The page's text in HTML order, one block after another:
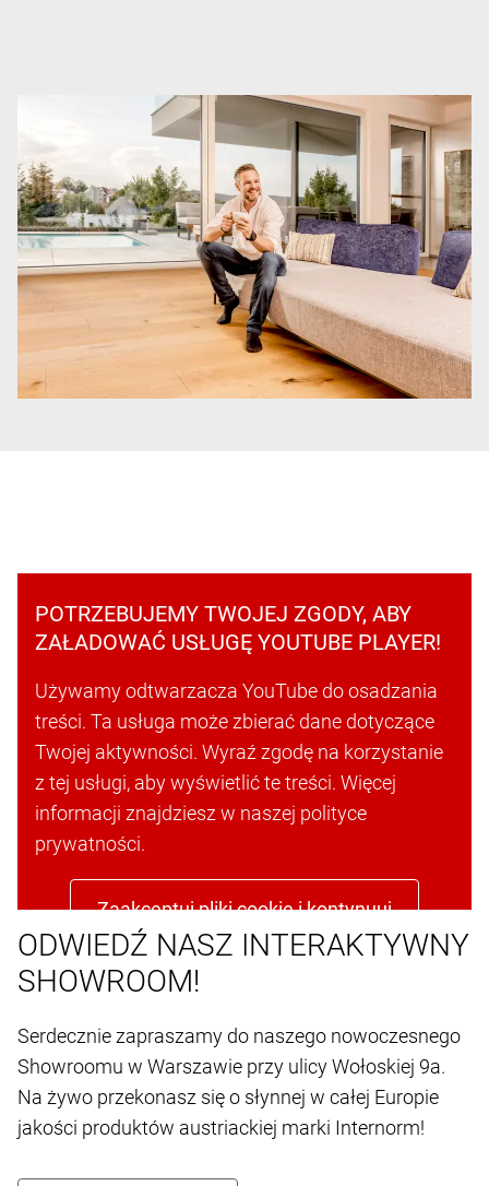
POTRZEBUJEMY TWOJEJ ZGODY, ABY
ZAŁADOWAĆ USŁUGĘ YOUTUBE PLAYER!
Używamy odtwarzacza YouTube do osadzania
treści. Ta usługa może zbierać dane dotyczące
Twojej aktywności. Wyraź zgodę na korzystanie
z tej usługi, aby wyświetlić te treści. Więcej
informacji znajdziesz w naszej polityce
prywatności.
Zaakceptuj pliki cookie i kontynuuj
ODWIEDŹ NASZ INTERAKTYWNY
SHOWROOM!
Serdecznie zapraszamy do naszego nowoczesnego
Showroomu w Warszawie przy ulicy Wołoskiej 9a.
Na żywo przekonasz się o słynnej w całej Europie
jakości produktów austriackiej marki Internorm!